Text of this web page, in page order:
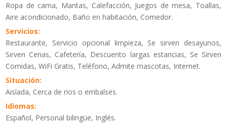
Ropa de cama, Mantas, Calefacción, Juegos de mesa, Toallas,
Aire acondicionado, Baño en habitación, Comedor.
Servicios:
Restaurante, Servicio opcional limpieza, Se sirven desayunos,
Sirven Cenas, Cafetería, Descuento largas estancias, Se Sirven
Comidas, WiFi Gratis, Teléfono, Admite mascotas, Internet.
Situación:
Aislada, Cerca de rios o embalses.
Idiomas:
Español, Personal bilingüe, Inglés.